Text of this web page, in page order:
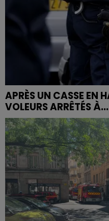
APRÈS UN CASSE EN
VOLEURS ARRÊTÉS À...